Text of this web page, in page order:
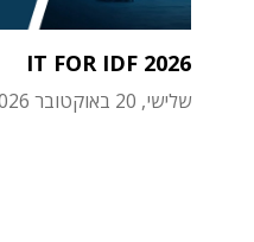
IT FOR IDF 2026
שלישי, 20 באוקטובר 2026